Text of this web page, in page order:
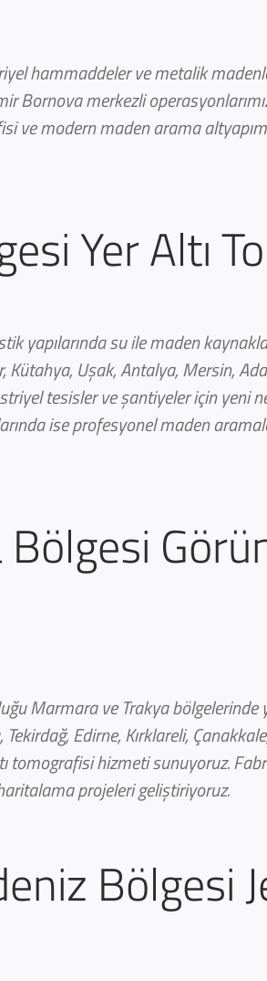
hammaddeler ve metalik
Bornova merkezli
ve modern maden arama
Yer Altı
yapılarında su ile maden
Kütahya, Uşak, Antalya, Mersin,
tesisler ve şantiyeler için yeni
ise profesyonel maden
Marmara ve Trakya bölgelerinde
Edirne, Kırklareli,
tomografisi hizmeti sunuyoruz.
projeleri geliştiriyoruz.
Bölgesi